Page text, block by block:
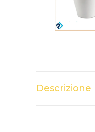
Descrizione